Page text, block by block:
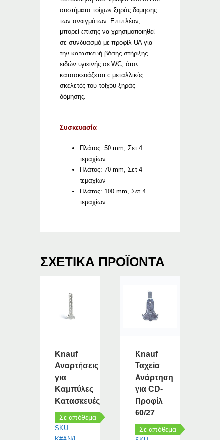
συστήματα τοίχων ξηράς δόμησης
των ανοιγμάτων. Επιπλέον,
μπορεί επίσης να χρησιμοποιηθεί
σε συνδυασμό με προφίλ UA για
την κατασκευή βάσης στήριξης
ειδών υγιεινής σε WC, όταν
κατασκευάζεται ο μεταλλικός
σκελετός του τοίχου ξηράς
δόμησης.
Συσκευασία
Πλάτος: 50 mm, Σετ 4
τεμαχίων
Πλάτος: 70 mm, Σετ 4
τεμαχίων
Πλάτος: 100 mm, Σετ 4
τεμαχίων
ΣΧΕΤΙΚΆ ΠΡΟΪΌΝΤΑ
Knauf
Αναρτήσεις
για
Καμπύλες
Κατασκευές
Σε απόθεμα
SKU:
Knauf
Ταχεία
Ανάρτηση
για CD-
Προφίλ
60/27
Σε απόθεμα